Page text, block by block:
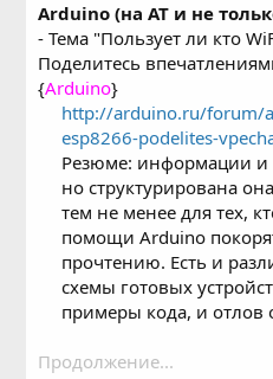
Arduino (на AT и не
- Тема "Пользует ли кто
Поделитесь
{Arduino}
http://arduino.ru/forum/
esp8266-podelites-
Резюме: информации и
но структурирована
тем не менее для тех,
помощи Arduino
прочтению. Есть и
схемы готовых
примеры кода, и отлов
Продолжение...